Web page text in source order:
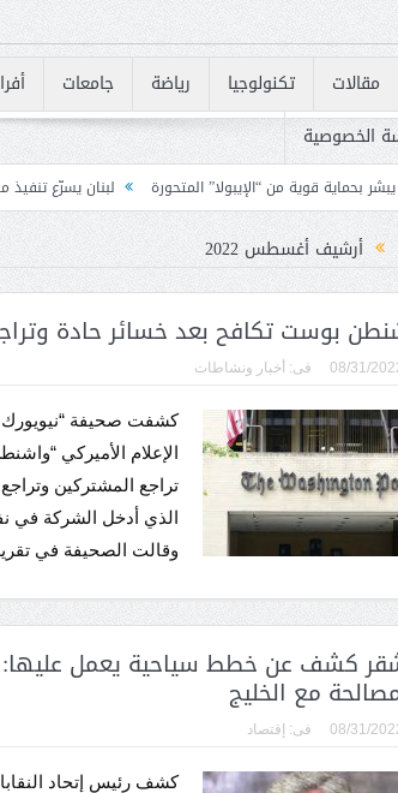
مقالات تكنولوجيا رياضة جامعات
الخصوصية
المتحورة لبنان يسرّع تنفيذ متطلبات «FATF» للخروج من القائمة الرمادية
أرشيف أغسطس 2022
بوست تكافح بعد خسائر حادة
08/31/ فى: أخبار ونشاطات
كشفت صحيفة “نيويورك
الإعلام الأميركي
تراجع المشتركين وتراجع
الذي أدخل الشركة في
وقالت الصحيفة في
كشف عن خطط سياحية يعمل عليها:
مع الخليج
08/31/ فى: إقتصاد
كشف رئيس إتحاد